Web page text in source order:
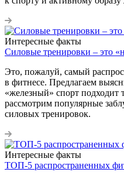
Интересные факты
Силовые тренировки – это
Это, пожалуй, самый
в фитнесе. Предлагаем
«железный» спорт подходит
рассмотрим популярные
силовых тренировок.
Интересные факты
ТОП-5 распространенных